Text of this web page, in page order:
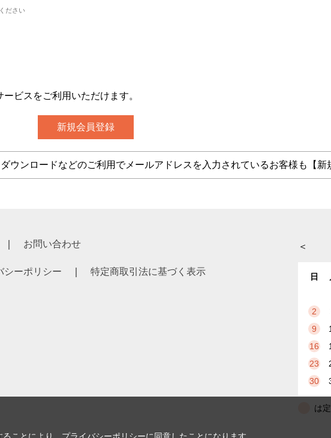
ださい
ビスをご利用いただけます。
ンロードなどのご利用でメールアドレスを入力されているお客様も【新
お問い合わせ
シーポリシー 特定商取引法に基づく表示
＜
日
2
9
16
23
30
は